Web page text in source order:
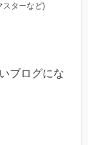
スターなど)
ブログにな